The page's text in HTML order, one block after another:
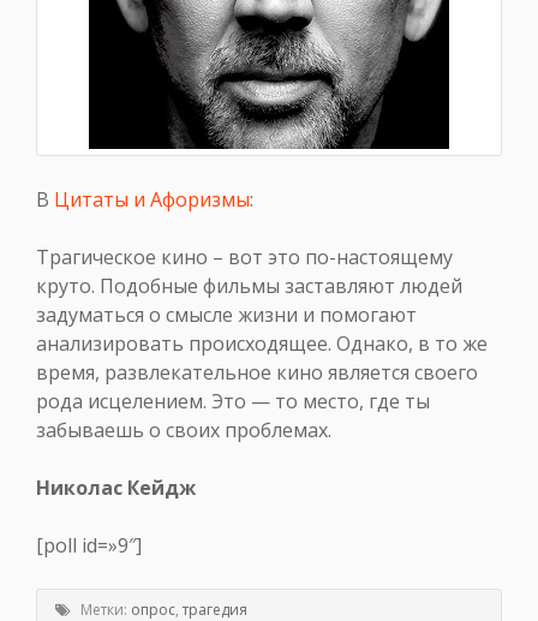
В Цитаты и Афоризмы:
Трагическое кино – вот это по-настоящему
круто. Подобные фильмы заставляют людей
задуматься о смысле жизни и помогают
анализировать происходящее. Однако, в то же
время, развлекательное кино является своего
рода исцелением. Это — то место, где ты
забываешь о своих проблемах.
Николас Кейдж
[poll id=»9″]
Метки: опрос,трагедия